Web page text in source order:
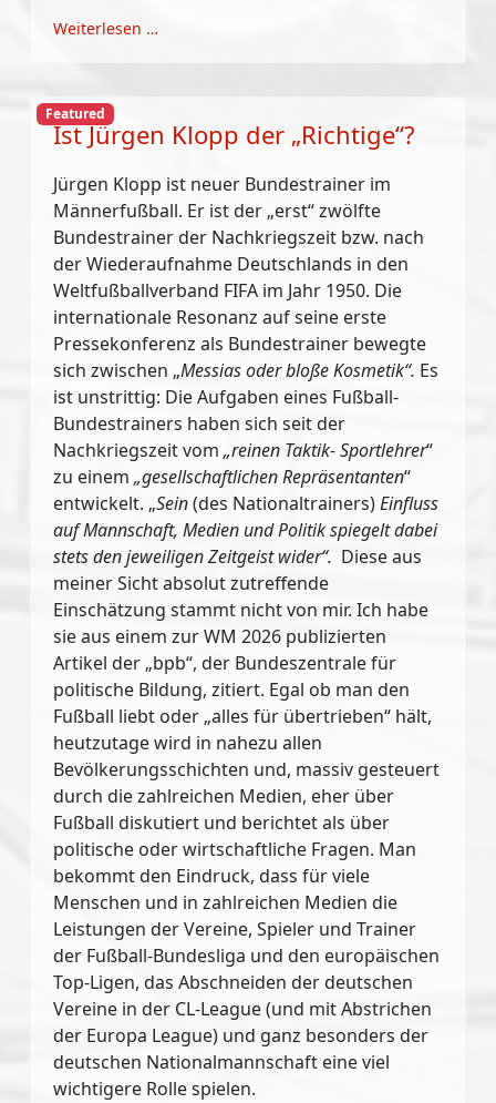
Weiterlesen …
Featured
Ist Jürgen Klopp der „Richtige“?
Jürgen Klopp ist neuer Bundestrainer im
Männerfußball. Er ist der „erst“ zwölfte
Bundestrainer der Nachkriegszeit bzw. nach
der Wiederaufnahme Deutschlands in den
Weltfußballverband FIFA im Jahr 1950. Die
internationale Resonanz auf seine erste
Pressekonferenz als Bundestrainer bewegte
sich zwischen „Messias oder bloße Kosmetik“. Es
ist unstrittig: Die Aufgaben eines Fußball-
Bundestrainers haben sich seit der
Nachkriegszeit vom „reinen Taktik- Sportlehrer“
zu einem „gesellschaftlichen Repräsentanten“
entwickelt. „Sein(des Nationaltrainers)Einfluss
auf Mannschaft, Medien und Politik spiegelt dabei
stets den jeweiligen Zeitgeist wider“. Diese aus
meiner Sicht absolut zutreffende
Einschätzung stammt nicht von mir. Ich habe
sie aus einem zur WM 2026 publizierten
Artikel der „bpb“, der Bundeszentrale für
politische Bildung, zitiert. Egal ob man den
Fußball liebt oder „alles für übertrieben“ hält,
heutzutage wird in nahezu allen
Bevölkerungsschichten und, massiv gesteuert
durch die zahlreichen Medien, eher über
Fußball diskutiert und berichtet als über
politische oder wirtschaftliche Fragen. Man
bekommt den Eindruck, dass für viele
Menschen und in zahlreichen Medien die
Leistungen der Vereine, Spieler und Trainer
der Fußball-Bundesliga und den europäischen
Top-Ligen, das Abschneiden der deutschen
Vereine in der CL-League (und mit Abstrichen
der Europa League) und ganz besonders der
deutschen Nationalmannschaft eine viel
wichtigere Rolle spielen.